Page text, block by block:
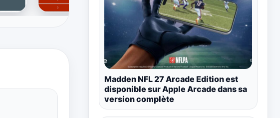
Madden NFL 27 Arcade Edition est
disponible sur Apple Arcade dans sa
version complète